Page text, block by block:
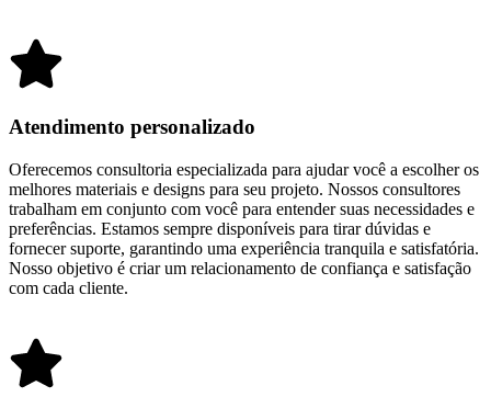
Atendimento personalizado
Oferecemos consultoria especializada para ajudar você a escolher os
melhores materiais e designs para seu projeto. Nossos consultores
trabalham em conjunto com você para entender suas necessidades e
preferências. Estamos sempre disponíveis para tirar dúvidas e
fornecer suporte, garantindo uma experiência tranquila e satisfatória.
Nosso objetivo é criar um relacionamento de confiança e satisfação
com cada cliente.